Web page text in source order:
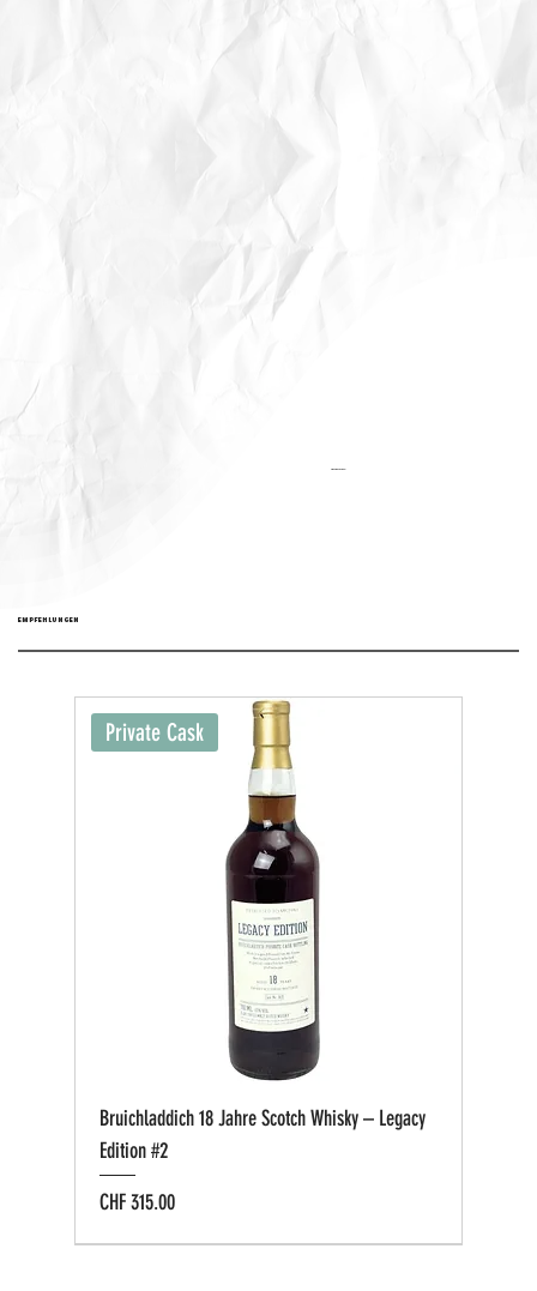
Aktualisiert:
EMPFEHLUNGEN
Private Cask
Bruichladdich 18 Jahre Scotch Whisky – Legacy
Edition #2
Preis
CHF 315.00